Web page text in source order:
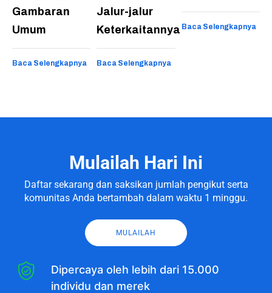
Gambaran
Umum
Baca Selengkapnya
Jalur-jalur
Keterkaitannya
Baca Selengkapnya
Baca Selengkapnya
Mulailah Hari Ini
Daftar sekarang dan saksikan jumlah pengikut serta
komunitas Anda bertambah dalam waktu 1 minggu.
MULAILAH
Dipercaya oleh lebih dari 15.000
individu dan merek